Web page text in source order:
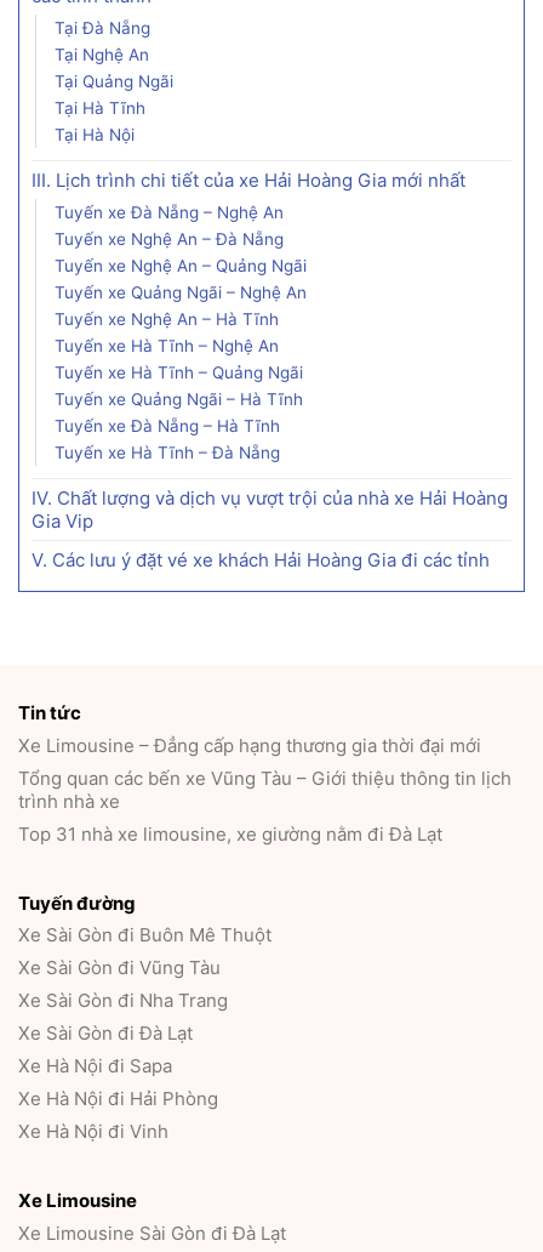
Tại Đà Nẵng
Tại Nghệ An
Tại Quảng Ngãi
Tại Hà Tĩnh
Tại Hà Nội
III. Lịch trình chi tiết của xe Hải Hoàng Gia mới nhất
Tuyến xe Đà Nẵng – Nghệ An
Tuyến xe Nghệ An – Đà Nẵng
Tuyến xe Nghệ An – Quảng Ngãi
Tuyến xe Quảng Ngãi – Nghệ An
Tuyến xe Nghệ An – Hà Tĩnh
Tuyến xe Hà Tĩnh – Nghệ An
Tuyến xe Hà Tĩnh – Quảng Ngãi
Tuyến xe Quảng Ngãi – Hà Tĩnh
Tuyến xe Đà Nẵng – Hà Tĩnh
Tuyến xe Hà Tĩnh – Đà Nẵng
IV. Chất lượng và dịch vụ vượt trội của nhà xe Hải Hoàng
Gia Vip
V. Các lưu ý đặt vé xe khách Hải Hoàng Gia đi các tỉnh
Tin tức
Xe Limousine – Đẳng cấp hạng thương gia thời đại mới
Tổng quan các bến xe Vũng Tàu – Giới thiệu thông tin lịch
trình nhà xe
Top 31 nhà xe limousine, xe giường nằm đi Đà Lạt
Tuyến đường
Xe Sài Gòn đi Buôn Mê Thuột
Xe Sài Gòn đi Vũng Tàu
Xe Sài Gòn đi Nha Trang
Xe Sài Gòn đi Đà Lạt
Xe Hà Nội đi Sapa
Xe Hà Nội đi Hải Phòng
Xe Hà Nội đi Vinh
Xe Limousine
Xe Limousine Sài Gòn đi Đà Lạt